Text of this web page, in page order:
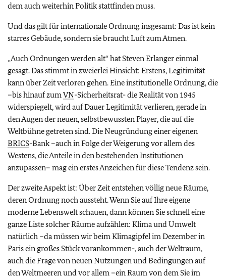
dem auch weiterhin Politik stattfinden muss.
Und das gilt für internationale Ordnung insgesamt: Das ist kein
starres Gebäude, sondern sie braucht Luft zum Atmen.
„Auch Ordnungen werden alt“ hat Steven Erlanger einmal
gesagt. Das stimmt in zweierlei Hinsicht: Erstens, Legitimität
kann über Zeit verloren gehen. Eine institutionelle Ordnung, die
–bis hinauf zumVN-Sicherheitsrat- die Realität von 1945
widerspiegelt, wird auf Dauer Legitimität verlieren, gerade in
den Augen der neuen, selbstbewussten Player, die auf die
Weltbühne getreten sind. Die Neugründung einer eigenen
BRICS-Bank –auch in Folge der Weigerung vor allem des
Westens, die Anteile in den bestehenden Institutionen
anzupassen– mag ein erstes Anzeichen für diese Tendenz sein.
Der zweite Aspekt ist: Über Zeit entstehen völlig neue Räume,
deren Ordnung noch aussteht. Wenn Sie auf Ihre eigene
moderne Lebenswelt schauen, dann können Sie schnell eine
ganze Liste solcher Räume aufzählen: Klima und Umwelt
natürlich –da müssen wir beim Klimagipfel im Dezember in
Paris ein großes Stück vorankommen-, auch der Weltraum,
auch die Frage von neuen Nutzungen und Bedingungen auf
den Weltmeeren und vor allem –ein Raum von dem Sie im